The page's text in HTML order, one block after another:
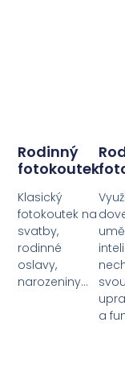
Rodinný
fotokoutek
Klasický
fotokoutek na
svatby,
rodinné
oslavy,
narozeniny...
a